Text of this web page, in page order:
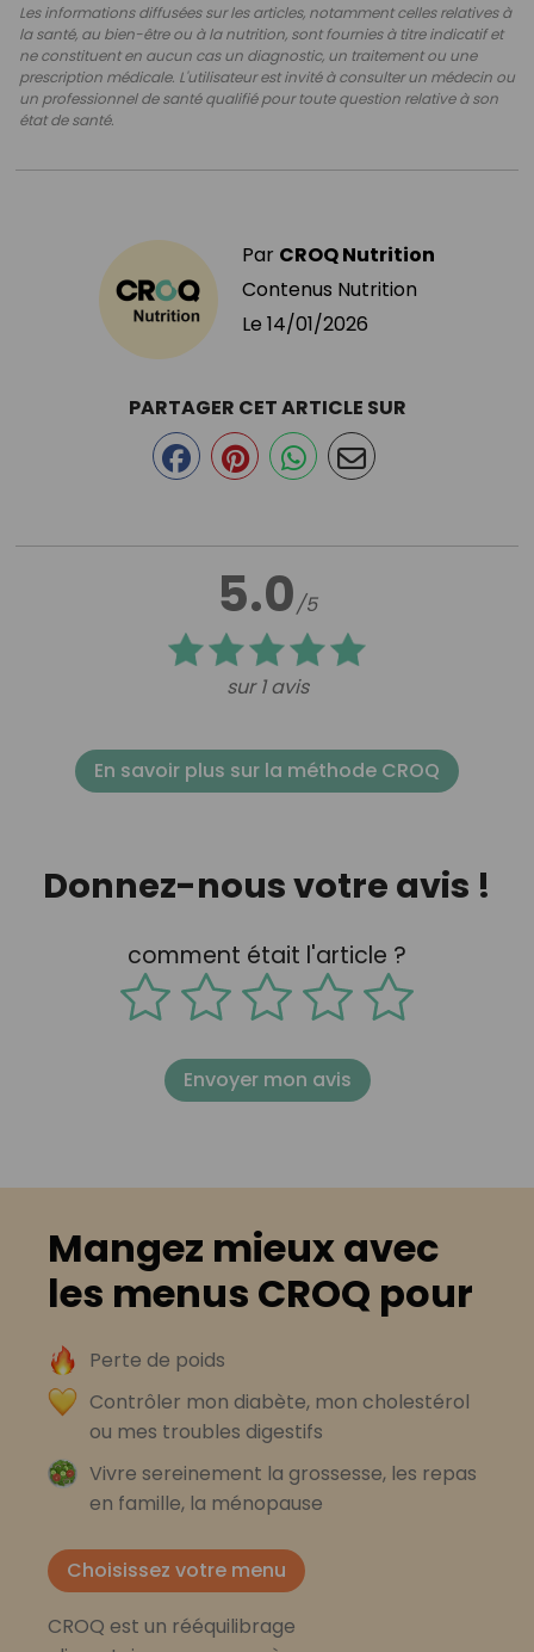
Les informations diffusées sur les articles, notamment celles relatives à
la santé, au bien-être ou à la nutrition, sont fournies à titre indicatif et
ne constituent en aucun cas un diagnostic, un traitement ou une
prescription médicale. L'utilisateur est invité à consulter un médecin ou
un professionnel de santé qualifié pour toute question relative à son
état de santé.
Par CROQ Nutrition
Contenus Nutrition
Le 14/01/2026
5.0/5
sur 1 avis
PARTAGER CET ARTICLE SUR
En savoir plus sur la méthode CROQ
Donnez-nous votre avis !
comment était l'article ?
Envoyer mon avis
Mangez mieux avec
les menus CROQ pour
Perte de poids
Contrôler mon diabète, mon cholestérol
ou mes troubles digestifs
Vivre sereinement la grossesse, les repas
en famille, la ménopause
Choisissez votre menu
CROQ est un rééquilibrage